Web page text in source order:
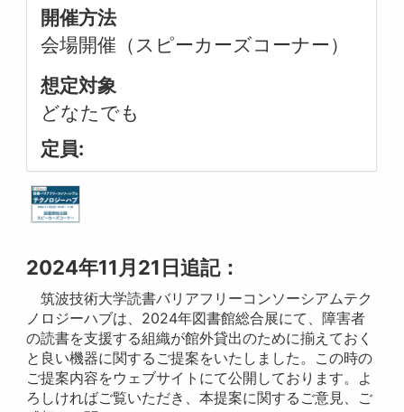
開催方法
会場開催（スピーカーズコーナー）
想定対象
どなたでも
定員:
2024年11月21日追記：
筑波技術大学読書バリアフリーコンソーシアムテク
ノロジーハブは、2024年図書館総合展にて、障害者
の読書を支援する組織が館外貸出のために揃えておく
と良い機器に関するご提案をいたしました。この時の
ご提案内容をウェブサイトにて公開しております。よ
ろしければご覧いただき、本提案に関するご意見、ご